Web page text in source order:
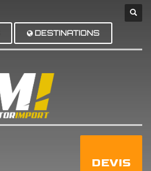
DESTINATIONS
DEVIS